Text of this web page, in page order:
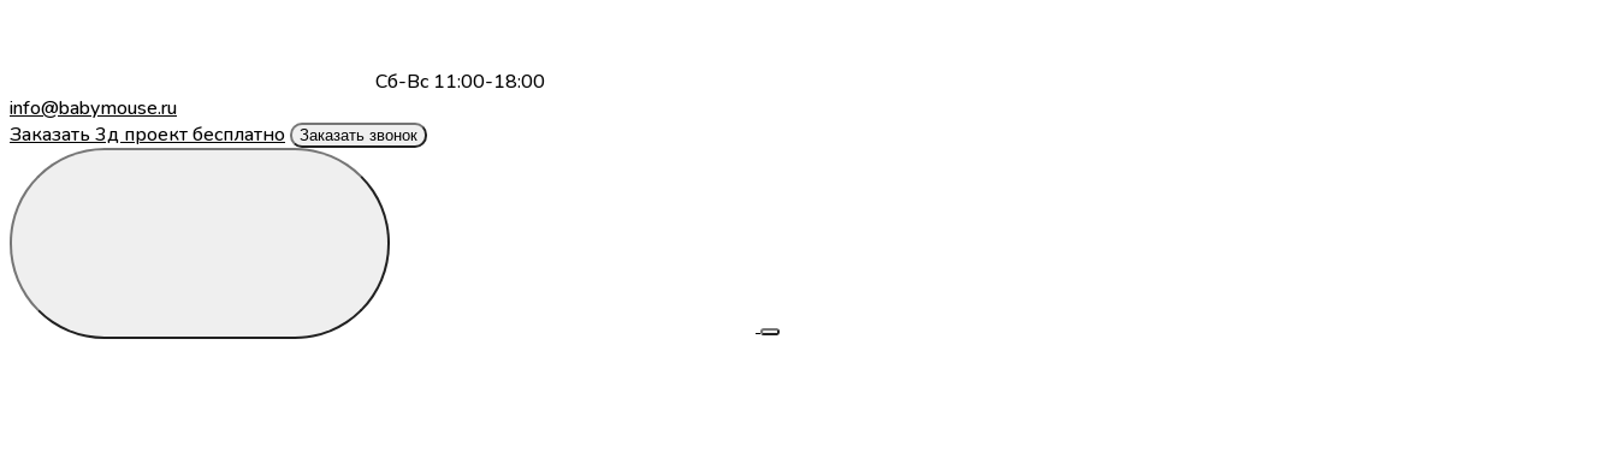
Сб-Вс 11:00-18:00
info@babymouse.ru
Заказать 3д проект бесплатно
Заказать звонок